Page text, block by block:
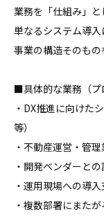
業務を「仕組み」と
単なるシステム導入
事業の構造そのも
■具体的な業務（プ
・DX推進に向けた
等）
・不動産運営・管
・開発ベンダーと
・運用現場への導
・複数部署にまた